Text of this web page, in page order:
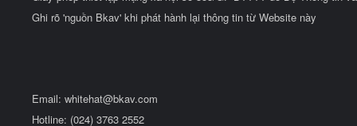
Ghi rõ 'nguồn Bkav' khi phát hành lại thông tin từ Website này
Email: whitehat@bkav.com
Hotline: (024) 3763 2552